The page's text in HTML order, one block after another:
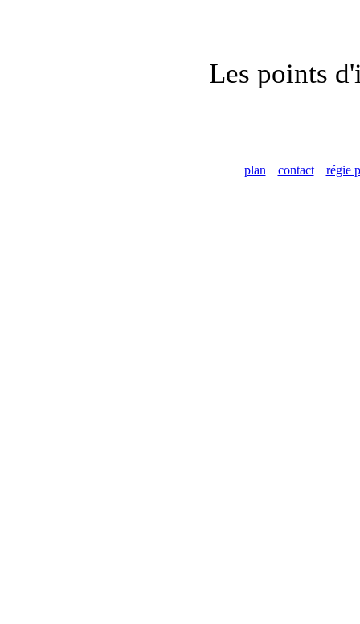
Les points
plan contact régie